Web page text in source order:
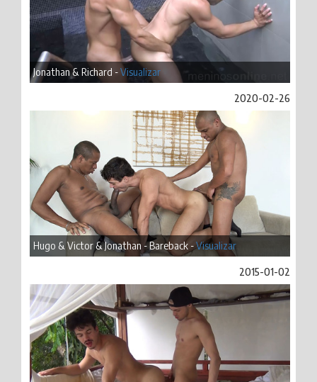
Jonathan & Richard -Visualizar
2020-02-26
Hugo & Victor & Jonathan - Bareback -Visualizar
2015-01-02